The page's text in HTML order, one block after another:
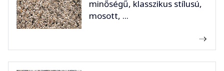
minőségű, klasszikus stílusú,
mosott, ...